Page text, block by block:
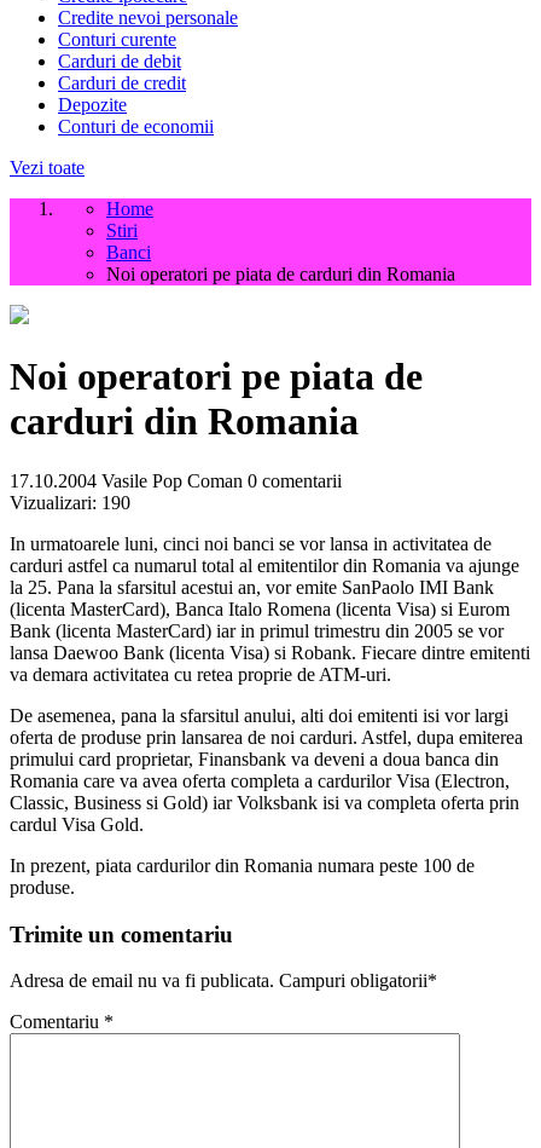
Credite nevoi personale
Conturi curente
Carduri de debit
Carduri de credit
Depozite
Conturi de economii
Vezi toate
Home
Stiri
Banci
Noi operatori pe piata de carduri din Romania
Noi operatori pe piata de
carduri din Romania
17.10.2004 Vasile Pop Coman 0 comentarii
Vizualizari: 190
In urmatoarele luni, cinci noi banci se vor lansa in activitatea de
carduri astfel ca numarul total al emitentilor din Romania va ajunge
la 25. Pana la sfarsitul acestui an, vor emite SanPaolo IMI Bank
(licenta MasterCard), Banca Italo Romena (licenta Visa) si Eurom
Bank (licenta MasterCard) iar in primul trimestru din 2005 se vor
lansa Daewoo Bank (licenta Visa) si Robank. Fiecare dintre emitenti
va demara activitatea cu retea proprie de ATM-uri.
De asemenea, pana la sfarsitul anului, alti doi emitenti isi vor largi
oferta de produse prin lansarea de noi carduri. Astfel, dupa emiterea
primului card proprietar, Finansbank va deveni a doua banca din
Romania care va avea oferta completa a cardurilor Visa (Electron,
Classic, Business si Gold) iar Volksbank isi va completa oferta prin
cardul Visa Gold.
In prezent, piata cardurilor din Romania numara peste 100 de
produse.
Trimite un comentariu
Adresa de email nu va fi publicata. Campuri obligatorii*
Comentariu *